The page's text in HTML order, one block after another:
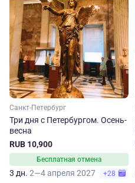
Санкт-Петербург
Три дня с Петербургом. Осень-
весна
RUB 10,900
Бесплатная отмена
3 дн. 2—4 апреля 2027 +28